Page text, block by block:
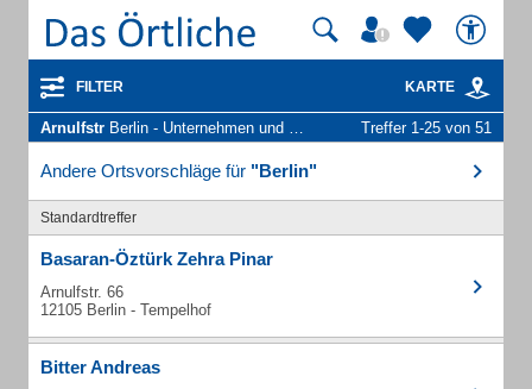
FILTER KARTE
Arnulfstr Berlin - Unternehmen und Personen Treffer 1-25 von 51
Andere Ortsvorschläge für "Berlin"
Standardtreffer
Basaran-Öztürk Zehra Pinar
Arnulfstr. 66
12105 Berlin - Tempelhof
Bitter Andreas